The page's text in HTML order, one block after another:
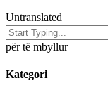
Untranslated
për të mbyllur
Kategori